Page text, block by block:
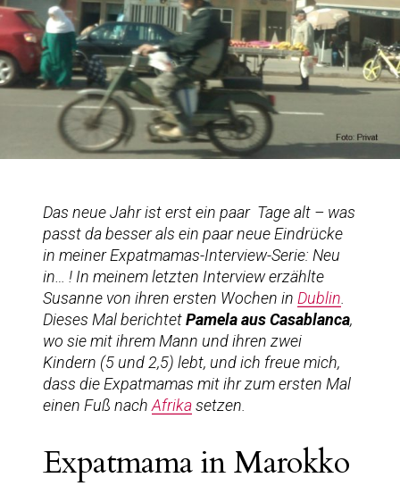
Das neue Jahr ist erst ein paar Tage alt – was
passt da besser als ein paar neue Eindrücke
in meiner Expatmamas-Interview-Serie: Neu
in… ! In meinem letzten Interview erzählte
Susanne von ihren ersten Wochen in Dublin
Dieses Mal berichtetPamela aus Casablanca,
wo sie mit ihrem Mann und ihren zwei
Kindern (5 und 2,5) lebt, und ich freue mich,
dass die Expatmamas mit ihr zum ersten Mal
einen Fuß nach Afrikasetzen.
Expatmama in Marokko